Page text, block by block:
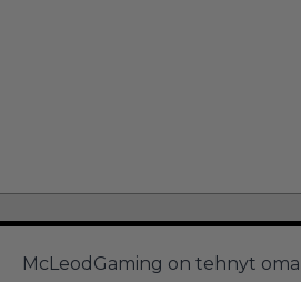
McLeodGaming on tehnyt